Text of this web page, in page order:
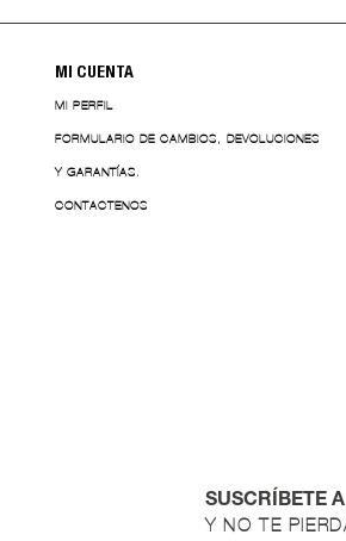
MI CUENTA
MI PERFIL
FORMULARIO DE CAMBIOS, DEVOLUCIONES
Y GARANTÍAS.
CONTACTENOS
SUSCRÍBETE
Y NO TE